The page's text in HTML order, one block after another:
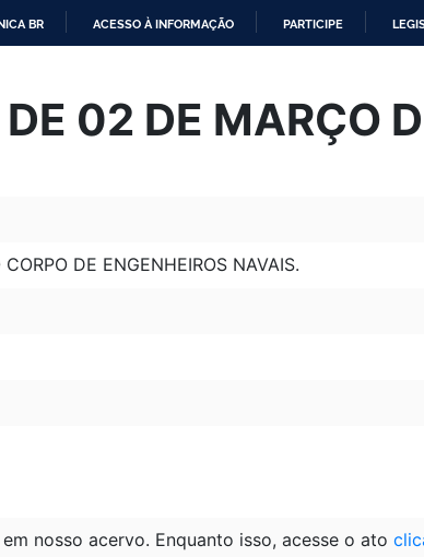
O
CONTEÚDO
BR ACESSO À INFORMAÇÃO PARTICIPE
02 DE MARÇO
DE ENGENHEIROS NAVAIS.
nosso acervo. Enquanto isso, acesse o ato